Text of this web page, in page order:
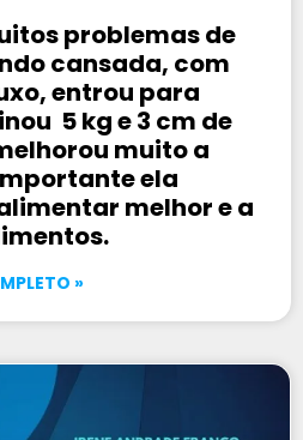
problemas de
cansada, com
entrou para
5 kg e 3 cm de
muito a
ela
melhor e a
»